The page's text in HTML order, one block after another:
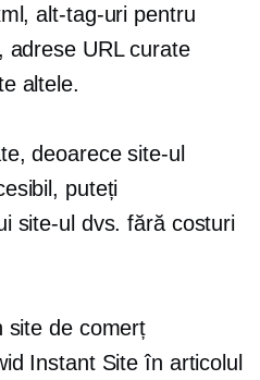
alt-tag-uri pentru
adrese URL curate
altele.
deoarece site-ul
puteți
site-ul dvs. fără costuri
site de comerț
Instant Site în articolul